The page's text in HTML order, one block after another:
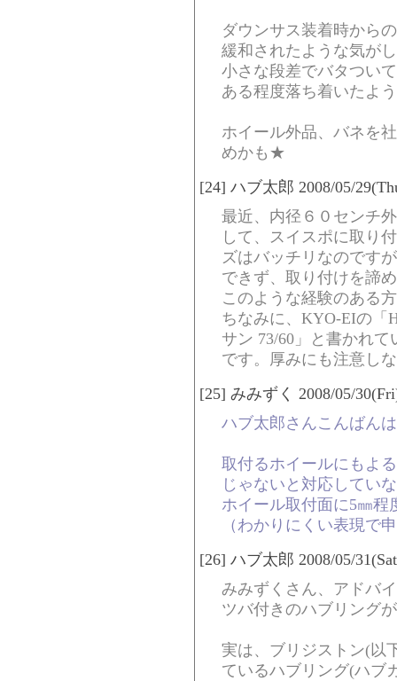
ダウンサス装着時から
緩和されたような気が
小さな段差でバタつい
ある程度落ち着いたよ
ホイール外品、バネを
めかも★
[24] ハブ太郎 2008/05/
最近、内径６０センチ
して、スイスポに取り
ズはバッチリなのです
できず、取り付けを諦
このような経験のある
ちなみに、KYO-EIの「
サン 73/60」と書かれ
です。厚みにも注意し
[25] みみずく 2008/05/
ハブ太郎さんこんばん
取付るホイールにもよ
じゃないと対応してい
ホイール取付面に5㎜程
（わかりにくい表現で
[26] ハブ太郎 2008/05/
みみずくさん、アドバ
ツバ付きのハブリング
実は、ブリジストン(以
ているハブリング(ハブ